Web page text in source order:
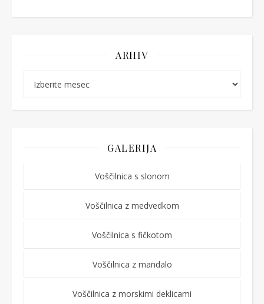
ARHIV
GALERIJA
Voščilnica s slonom
Voščilnica z medvedkom
Voščilnica s fičkotom
Voščilnica z mandalo
Voščilnica z morskimi deklicami